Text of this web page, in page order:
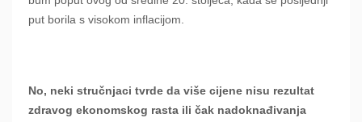
put borila s visokom inflacijom.
No, neki stručnjaci tvrde da više cijene nisu rezultat
zdravog ekonomskog rasta ili čak nadoknađivanja